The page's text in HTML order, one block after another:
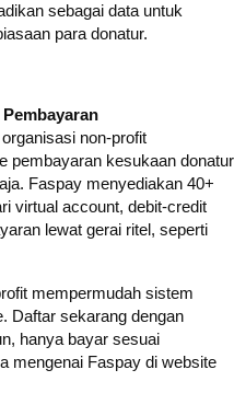
sebagai data untuk
para donatur.
non-profit
pembayaran kesukaan donatur
Faspay menyediakan 40+
virtual account, debit-credit
lewat gerai ritel, seperti
mempermudah sistem
Daftar sekarang dengan
hanya bayar sesuai
mengenai Faspay di website